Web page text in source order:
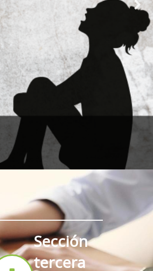
Sección
tercera